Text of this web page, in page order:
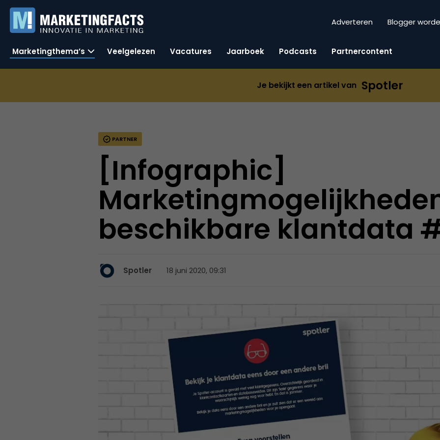
Adverteren Blogger
Marketingthema’s Veelgelezen Vacatures Jaarboek Podcasts Partnercontent
Je bekijkt een artikel van Spotler
PARTNER
[Infographic]
beschikbare klantdata
Spotler 18 juni 2020, 09:31